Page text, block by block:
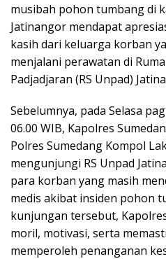
musibah pohon tumbang di
Jatinangor mendapat
kasih dari keluarga korban
menjalani perawatan di
Padjadjaran (RS Unpad)
Sebelumnya, pada Selasa
06.00 WIB, Kapolres
Polres Sumedang Kompol
mengunjungi RS Unpad
para korban yang masih
medis akibat insiden pohon
kunjungan tersebut,
moril, motivasi, serta
memperoleh penanganan